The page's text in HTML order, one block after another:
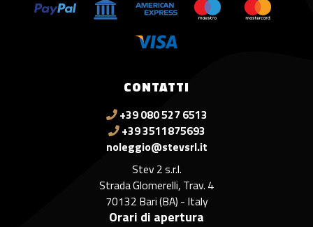
CONTATTI
+39 080 527 6513
+39 3511875693
noleggio@stevsrl.it
Stev 2 s.r.l.
Strada Glomerelli, Trav. 4
70132 Bari (BA) - Italy
Orari di apertura